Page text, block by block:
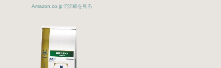
Amazon.co.jpで詳細を見る